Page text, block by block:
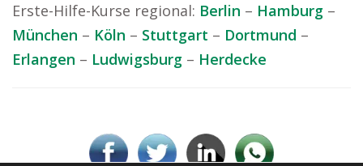
Erste-Hilfe-Kurse regional: Berlin – Hamburg –
München – Köln – Stuttgart – Dortmund –
Erlangen – Ludwigsburg – Herdecke